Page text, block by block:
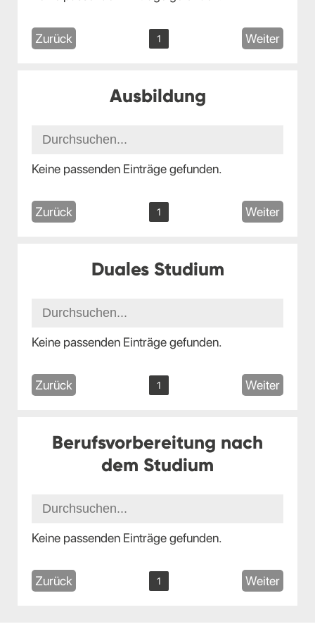
Zurück 1 Weiter
Ausbildung
Keine passenden Einträge gefunden.
Zurück 1 Weiter
Duales Studium
Keine passenden Einträge gefunden.
Zurück 1 Weiter
Berufsvorbereitung nach
dem Studium
Keine passenden Einträge gefunden.
Zurück 1 Weiter